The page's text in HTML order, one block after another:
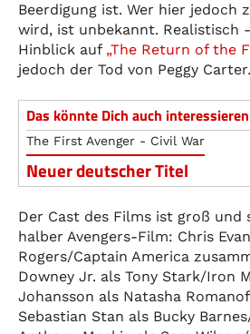
Beerdigung ist. Wer hier jedoch
wird, ist unbekannt. Realistisch
Hinblick auf „The Return of the
jedoch der Tod von Peggy
Das könnte Dich auch
The First Avenger - Civil War
Neuer deutscher Titel
Der Cast des Films ist groß und
halber Avengers-Film: Chris
Rogers/Captain America
Downey Jr. als Tony Stark/Iron
Johansson als Natasha
Sebastian Stan als Bucky